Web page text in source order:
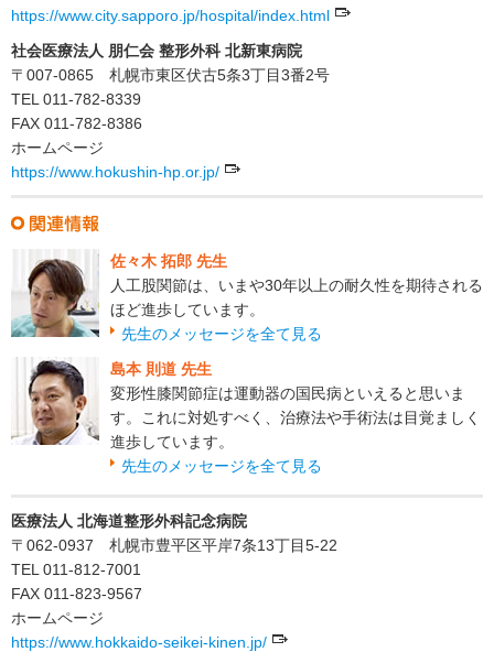
https://www.city.sapporo.jp/hospital/index.html
社会医療法人 朋仁会 整形外科 北新東病院
〒007-0865 札幌市東区伏古5条3丁目3番2号
TEL 011-782-8339
FAX 011-782-8386
ホームページ
https://www.hokushin-hp.or.jp/
佐々木 拓郎 先生
人工股関節は、いまや30年以上の耐久性を期待される
ほど進歩しています。
先生のメッセージを全て見る
島本 則道 先生
変形性膝関節症は運動器の国民病といえると思いま
す。これに対処すべく、治療法や手術法は目覚ましく
進歩しています。
先生のメッセージを全て見る
医療法人 北海道整形外科記念病院
〒062-0937 札幌市豊平区平岸7条13丁目5-22
TEL 011-812-7001
FAX 011-823-9567
ホームページ
https://www.hokkaido-seikei-kinen.jp/